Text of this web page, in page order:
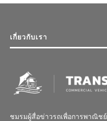
เกี่ยวกับเรา
ชมรมผู้สื่อข่าวรถเพื่อการพาณิชย์